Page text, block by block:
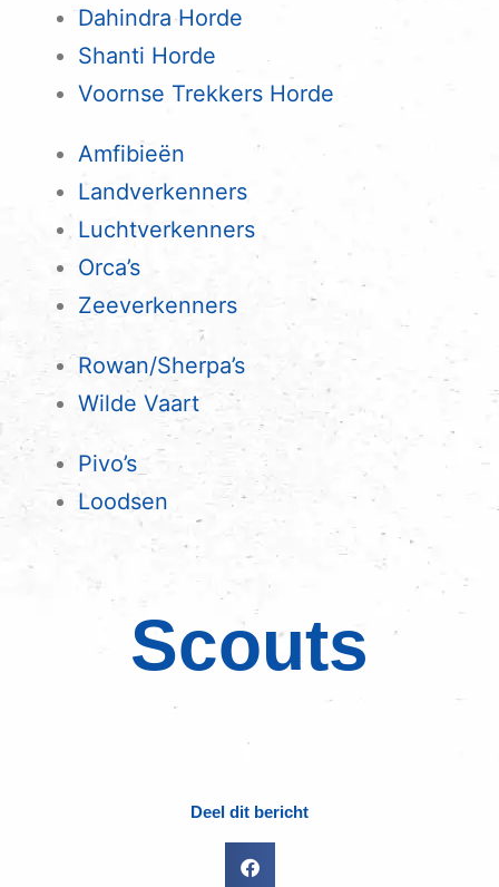
Dahindra Horde
Shanti Horde
Voornse Trekkers Horde
Amfibieën
Landverkenners
Luchtverkenners
Orca’s
Zeeverkenners
Rowan/Sherpa’s
Wilde Vaart
Pivo’s
Loodsen
Scouts
Deel dit bericht